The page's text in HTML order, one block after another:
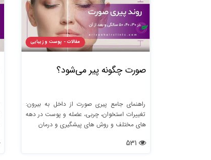
مقالات - پوست و زیبایی
صورت چگونه پیر می‌شود؟
راهنمای جامع پیری صورت از داخل به بیرون:
تغییرات استخوان، چربی، عضله و پوست در دهه‌
های مختلف و روش‌ های پیشگیری و درمان